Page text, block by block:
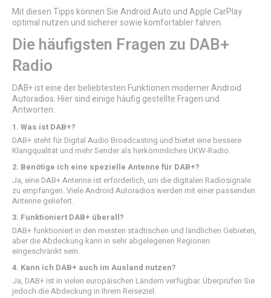
Mit diesen Tipps können Sie Android Auto und Apple CarPlay
optimal nutzen und sicherer sowie komfortabler fahren.
Die häufigsten Fragen zu DAB+
Radio
DAB+ ist eine der beliebtesten Funktionen moderner Android
Autoradios. Hier sind einige häufig gestellte Fragen und
Antworten:
1. Was ist DAB+?
DAB+ steht für Digital Audio Broadcasting und bietet eine bessere
Klangqualität und mehr Sender als herkömmliches UKW-Radio.
2. Benötige ich eine spezielle Antenne für DAB+?
Ja, eine DAB+ Antenne ist erforderlich, um die digitalen Radiosignale
zu empfangen. Viele Android Autoradios werden mit einer passenden
Antenne geliefert.
3. Funktioniert DAB+ überall?
DAB+ funktioniert in den meisten städtischen und ländlichen Gebieten,
aber die Abdeckung kann in sehr abgelegenen Regionen
eingeschränkt sein.
4. Kann ich DAB+ auch im Ausland nutzen?
Ja, DAB+ ist in vielen europäischen Ländern verfügbar. Überprüfen Sie
jedoch die Abdeckung in Ihrem Reiseziel.